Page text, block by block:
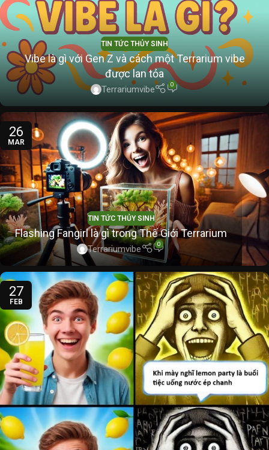
TIN TỨC THỦY SINH
Vibe là gì với Gen Z và cách một Terrarium vibe
được lan tỏa
Terrariumvibe 0
26
MAR
TIN TỨC THỦY SINH
Flashing Fangirl là gì trong Thế Giới Terrarium
Terrariumvibe 0
27
FEB